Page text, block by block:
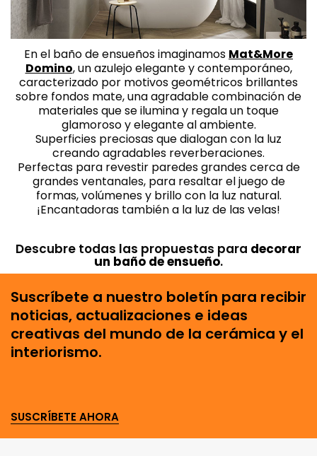
En el baño de ensueños imaginamos Mat&More
Domino, un azulejo elegante y contemporáneo,
caracterizado por motivos geométricos brillantes
sobre fondos mate, una agradable combinación de
materiales que se ilumina y regala un toque
glamoroso y elegante al ambiente.
Superficies preciosas que dialogan con la luz
creando agradables reverberaciones.
Perfectas para revestir paredes grandes cerca de
grandes ventanales, para resaltar el juego de
formas, volúmenes y brillo con la luz natural.
¡Encantadoras también a la luz de las velas!
Descubre todas las propuestas para decorar
un baño de ensueño.
Suscríbete a nuestro boletín para recibir
noticias, actualizaciones e ideas
creativas del mundo de la cerámica y el
interiorismo.
SUSCRÍBETE AHORA